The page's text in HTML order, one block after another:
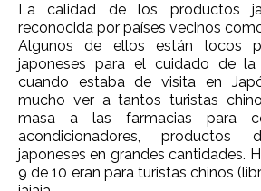
La calidad de los productos
reconocida por países vecinos
Algunos de ellos están locos
japoneses para el cuidado de la
cuando estaba de visita en
mucho ver a tantos turistas
masa a las farmacias para
acondicionadores,
japoneses en grandes cantidades.
9 de 10 eran para turistas chinos